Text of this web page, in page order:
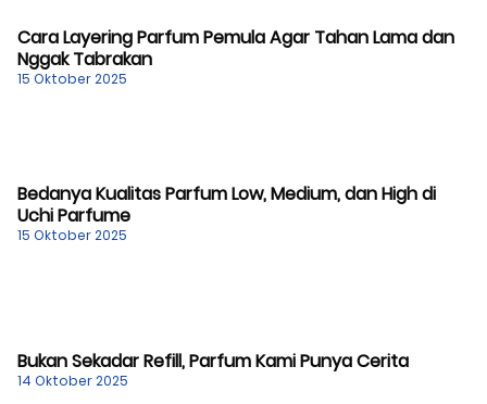
Cara Layering Parfum Pemula Agar Tahan Lama dan
Nggak Tabrakan
15 Oktober 2025
Bedanya Kualitas Parfum Low, Medium, dan High di
Uchi Parfume
15 Oktober 2025
Bukan Sekadar Refill, Parfum Kami Punya Cerita
14 Oktober 2025